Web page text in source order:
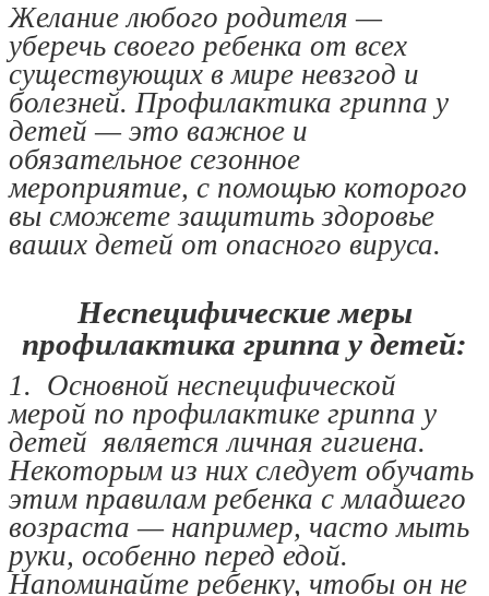
Желание любого родителя —
уберечь своего ребенка от всех
существующих в мире невзгод и
болезней. Профилактика гриппа у
детей — это важное и
обязательное сезонное
мероприятие, с помощью которого
вы сможете защитить здоровье
ваших детей от опасного вируса.
Неспецифические меры
профилактика гриппа у детей:
1. Основной неспецифической
мерой по профилактике гриппа у
детей является личная гигиена.
Некоторым из них следует обучать
этим правилам ребенка с младшего
возраста — например, часто мыть
руки, особенно перед едой.
Напоминайте ребенку, чтобы он не